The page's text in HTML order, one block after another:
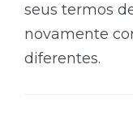
seus termos
novamente
diferentes.